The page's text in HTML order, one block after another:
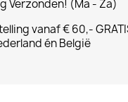
Verzonden! (Ma - Za)
vanaf € 60,-
én België